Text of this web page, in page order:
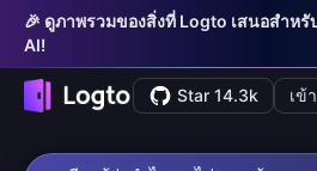
🎉 ดูภาพรวมของสิ่งที่ Logto เสนอสำห
AI!
Star 14.3k เข้